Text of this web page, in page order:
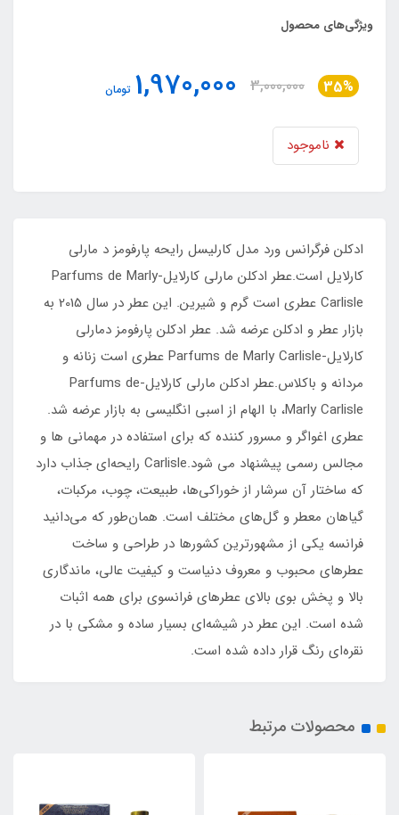
ویژگی‌های محصول
35%
3,000,000
1,970,000 تومان
ناموجود
ادکلن فرگرانس ورد مدل کارلیسل رایحه پارفومز د مارلی
کارلایل است.عطر ادکلن مارلی کارلایل-Parfums de Marly
Carlisle عطری است گرم و شیرین. این عطر در سال 2015 به
بازار عطر و ادکلن عرضه شد. عطر ادکلن پارفومز دمارلی
کارلایل-Parfums de Marly Carlisle عطری است زنانه و
مردانه و باکلاس.عطر ادکلن مارلی کارلایل-Parfums de
Marly Carlisle، با الهام از اسبی انگلیسی به بازار عرضه شد.
عطری اغواگر و مسرور کننده که برای استفاده در مهمانی ها و
مجالس رسمی پیشنهاد می شود.Carlisle رایحه‌‎ای جذاب دارد
که ساختار آن سرشار از خوراکی‌ها، طبیعت، چوب، مرکبات،
گیاهان معطر و گل‌های مختلف است. همان‌طور که می‌دانید
فرانسه یکی از مشهورترین کشورها در طراحی و ساخت
عطرهای محبوب و معروف دنیاست و کیفیت عالی، ماندگاری
بالا و پخش بوی بالای عطرهای فرانسوی برای همه اثبات
شده است. این عطر در شیشه‌ای بسیار ساده و مشکی با در
نقره‌ای رنگ قرار داده شده است.
محصولات مرتبط